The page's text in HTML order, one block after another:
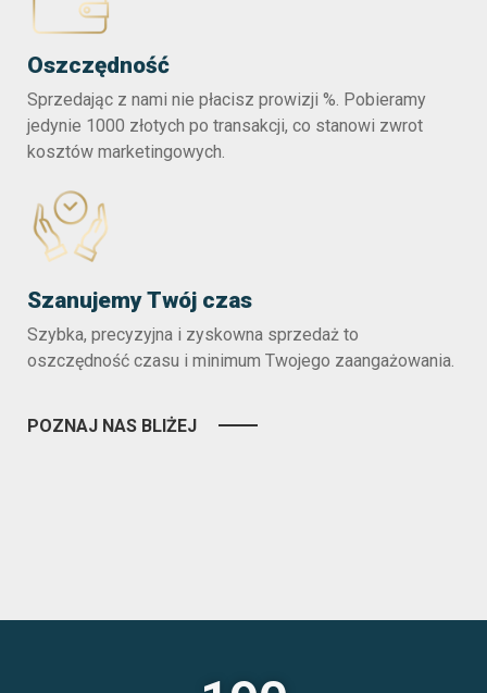
Oszczędność
Sprzedając z nami nie płacisz prowizji %. Pobieramy
jedynie 1000 złotych po transakcji, co stanowi zwrot
kosztów marketingowych.
Szanujemy Twój czas
Szybka, precyzyjna i zyskowna sprzedaż to
oszczędność czasu i minimum Twojego zaangażowania.
POZNAJ NAS BLIŻEJ